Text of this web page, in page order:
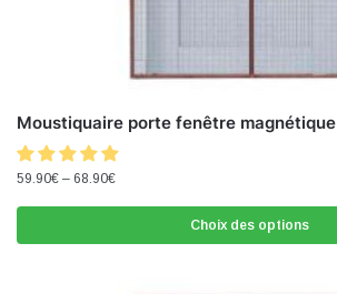
Moustiquaire porte fenêtre magnétique
59.90€ – 68.90€
Choix des options